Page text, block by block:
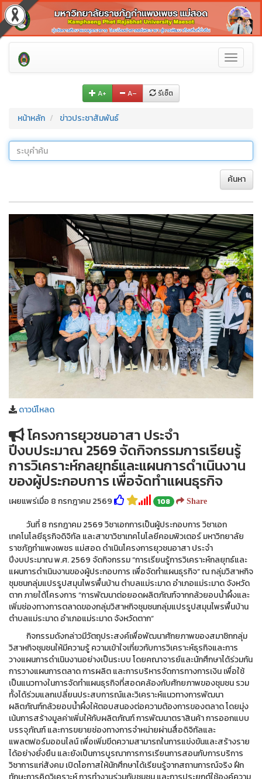
Toggle
A+ A– รีเซ็ต
หน้าหลัก ข่าวประชาสัมพันธ์
ค้นหา
ดาวน์โหลด
โครงการยุวชนอาสา ประจำ
ปีงบประมาณ 2569 จัดกิจกรรมการเรียนรู้
การวิเคราะห์กลยุทธ์และแผนการดำเนินงาน
ของผู้ประกอบการ เพื่อจัดทำแผนธุรกิจ
เผยแพร่เมื่อ 8 กรกฎาคม 2569 108 Share
วันที่ 8 กรกฎาคม 2569 วิชาเอกการเป็นผู้ประกอบการ วิชาเอก
เทคโนโลยีธุรกิจดิจิทัล และสาขาวิชาเทคโนโลยีคอมพิวเตอร์ มหาวิทยาลัย
ราชภัฏกำแพงเพชร แม่สอด ดำเนินโครงการยุวชนอาสา ประจำ
ปีงบประมาณ พ.ศ. 2569 จัดกิจกรรม “การเรียนรู้การวิเคราะห์กลยุทธ์และ
แผนการดำเนินงานของผู้ประกอบการ เพื่อจัดทำแผนธุรกิจ” ณ กลุ่มวิสาหกิจ
ชุมชนกลุ่มแปรรูปสมุนไพรพื้นบ้าน ตำบลแม่ระมาด อำเภอแม่ระมาด จังหวัด
ตาก ภายใต้โครงการ “การพัฒนาต่อยอดผลิตภัณฑ์จากกล้วยอบน้ำผึ้งและ
เพิ่มช่องทางการตลาดของกลุ่มวิสาหกิจชุมชนกลุ่มแปรรูปสมุนไพรพื้นบ้าน
ตำบลแม่ระมาด อำเภอแม่ระมาด จังหวัดตาก”
กิจกรรมดังกล่าวมีวัตถุประสงค์เพื่อพัฒนาศักยภาพของสมาชิกกลุ่ม
วิสาหกิจชุมชนให้มีความรู้ ความเข้าใจเกี่ยวกับการวิเคราะห์ธุรกิจและการ
วางแผนการดำเนินงานอย่างเป็นระบบ โดยคณาจารย์และนักศึกษาได้ร่วมกัน
การวางแผนการตลาด การผลิต และการบริหารจัดการทางการเงิน เพื่อใช้
เป็นแนวทางในการจัดทำแผนธุรกิจที่สอดคล้องกับศักยภาพของชุมชน รวม
ทั้งได้ร่วมแลกเปลี่ยนประสบการณ์และวิเคราะห์แนวทางการพัฒนา
ผลิตภัณฑ์กล้วยอบน้ำผึ้งให้ตอบสนองต่อความต้องการของตลาด โดยมุ่ง
เน้นการสร้างมูลค่าเพิ่มให้กับผลิตภัณฑ์ การพัฒนาตราสินค้า การออกแบบ
บรรจุภัณฑ์ และการขยายช่องทางการจำหน่ายผ่านสื่อดิจิทัลและ
แพลตฟอร์มออนไลน์ เพื่อเพิ่มขีดความสามารถในการแข่งขันและสร้างราย
ได้อย่างยั่งยืน และยังเป็นการบูรณาการการเรียนการสอนกับการบริการ
วิชาการแก่สังคม เปิดโอกาสให้นักศึกษาได้เรียนรู้จากสถานการณ์จริง ฝึก